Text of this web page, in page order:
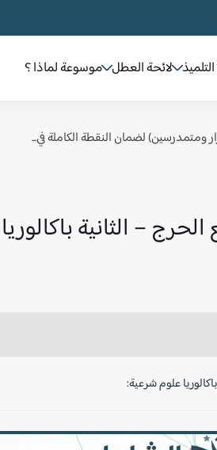
لائحة العطل موسوعة لماذا ؟
ومتمدرسين) لضمان النقطة الكاملة في...
– الثانية
علوم شرعية: